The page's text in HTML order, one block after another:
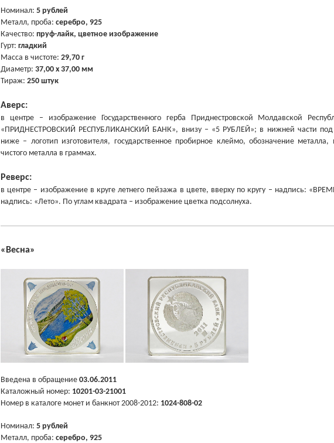
Номинал: 5 рублей
Металл, проба: серебро, 925
Качество: пруф-лайк, цветное изображение
Гурт: гладкий
Масса в чистоте: 29,70 г
Диаметр: 37,00 х 37,00 мм
Тираж: 250 штук
Аверс:
в центре – изображение Государственного герба Приднестровской Молдавской
«ПРИДНЕСТРОВСКИЙ РЕСПУБЛИКАНСКИЙ БАНК», внизу – «5 РУБЛЕЙ»; в нижней части под
ниже – логотип изготовителя, государственное пробирное клеймо, обозначение
чистого металла в граммах.
Реверс:
в центре – изображение в круге летнего пейзажа в цвете, вверху по кругу – надпись:
надпись: «Лето». По углам квадрата – изображение цветка подсолнуха.
« Весна»
Введена в обращение 03.06.2011
Каталожный номер: 10201-03-21001
Номер в каталоге монет и банкнот 2008-2012: 1024-808-02
Номинал: 5 рублей
Металл, проба: серебро, 925